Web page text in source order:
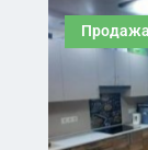
Продажа